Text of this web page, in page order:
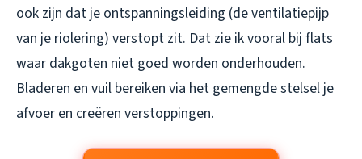
ook zijn dat je ontspanningsleiding (de ventilatiepijp
van je riolering) verstopt zit. Dat zie ik vooral bij flats
waar dakgoten niet goed worden onderhouden.
Bladeren en vuil bereiken via het gemengde stelsel je
afvoer en creëren verstoppingen.